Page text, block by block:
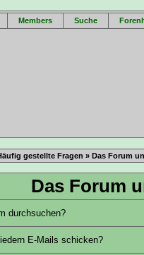
Members Suche
gestellte Fragen » Das Forum
Das Forum
durchsuchen?
E-Mails schicken?